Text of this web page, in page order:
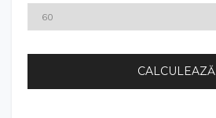
CALCULEAZĂ